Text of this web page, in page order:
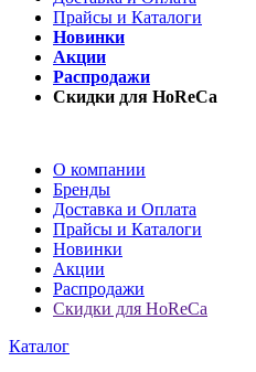
Прайсы и Каталоги
Новинки
Акции
Распродажи
Скидки для HoReCa
О компании
Бренды
Доставка и Оплата
Прайсы и Каталоги
Новинки
Акции
Распродажи
Скидки для HoReCa
Каталог